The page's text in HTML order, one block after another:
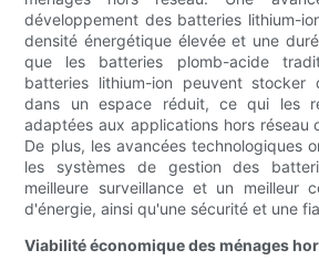
développement des batteries lithium-
densité énergétique élevée et une
que les batteries plomb-acide
batteries lithium-ion peuvent stocker
dans un espace réduit, ce qui les
adaptées aux applications hors réseau
De plus, les avancées technologiques
les systèmes de gestion des
meilleure surveillance et un meilleur
d'énergie, ainsi qu'une sécurité et une
Viabilité économique des ménages